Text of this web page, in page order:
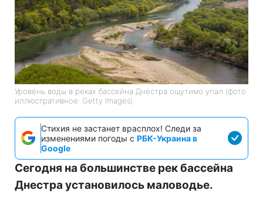
Уровень воды в реках бассейна Днестра ощутимо упал (фото
иллюстративное: Getty Images)
Стихия не застанет врасплох! Следи за
изменениями погоды с РБК-Украина в
Google
Сегодня на большинстве рек бассейна
Днестра установилось маловодье.